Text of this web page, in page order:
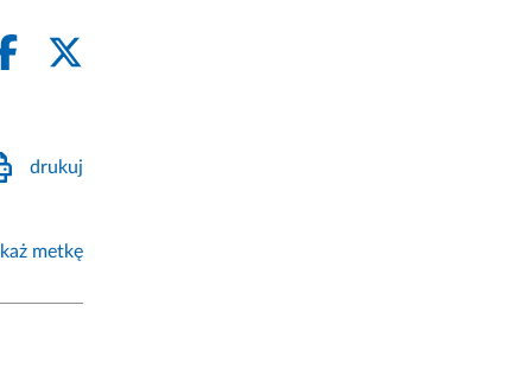
drukuj
metkę